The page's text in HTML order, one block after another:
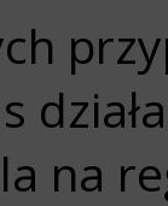
na